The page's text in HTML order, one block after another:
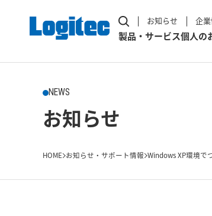
お知らせ 企
製品・サービス個人の
NEWS
お知らせ
HOME お知らせ・サポート情報 Windows XP環境で